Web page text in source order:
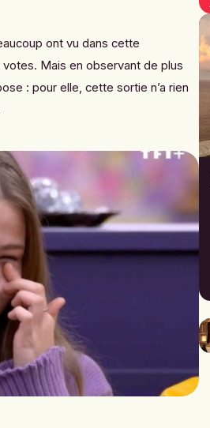
ont vu dans cette
votes. Mais en observant de plus
: pour elle, cette sortie n’a rien